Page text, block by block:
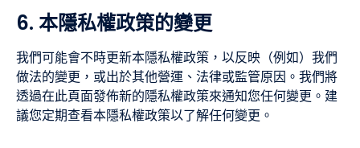
6. 本隱私權政策的變更
我們可能會不時更新本隱私權政策，以反映（例如）我們
做法的變更，或出於其他營運、法律或監管原因。我們將
透過在此頁面發佈新的隱私權政策來通知您任何變更。建
議您定期查看本隱私權政策以了解任何變更。